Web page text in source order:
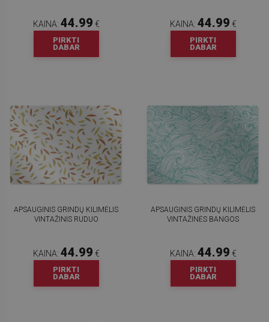
KAINA: 44.99 €
PIRKTI
DABAR
KAINA: 44.99 €
PIRKTI
DABAR
APSAUGINIS GRINDŲ KILIMĖLIS
VINTAŽINIS RUDUO
KAINA: 44.99 €
PIRKTI
DABAR
APSAUGINIS GRINDŲ KILIMĖLIS
VINTAŽINĖS BANGOS
KAINA: 44.99 €
PIRKTI
DABAR